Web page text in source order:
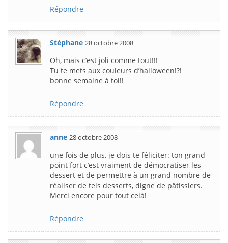
Répondre
Stéphane 28 octobre 2008
Oh, mais c’est joli comme tout!!!
Tu te mets aux couleurs d’halloween!?!
bonne semaine à toi!!
Répondre
anne 28 octobre 2008
une fois de plus, je dois te féliciter: ton grand
point fort c’est vraiment de démocratiser les
dessert et de permettre à un grand nombre de
réaliser de tels desserts, digne de pâtissiers.
Merci encore pour tout celà!
Répondre